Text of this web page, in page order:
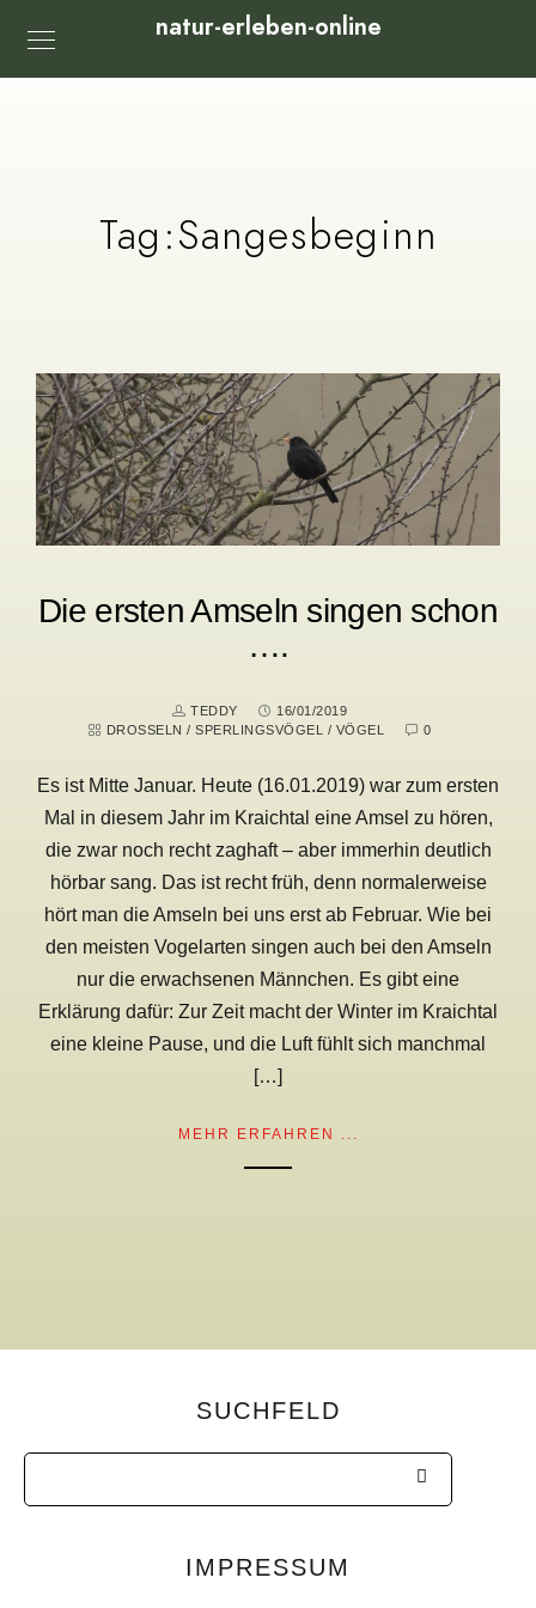
natur-erleben-online
Tag:Sangesbeginn
Die ersten Amseln singen schon
….
TEDDY
16/01/2019
DROSSELN /SPERLINGSVÖGEL / VÖGEL 0
Es ist Mitte Januar. Heute (16.01.2019) war zum ersten
Mal in diesem Jahr im Kraichtal eine Amsel zu hören,
die zwar noch recht zaghaft – aber immerhin deutlich
hörbar sang. Das ist recht früh, denn normalerweise
hört man die Amseln bei uns erst ab Februar. Wie bei
den meisten Vogelarten singen auch bei den Amseln
nur die erwachsenen Männchen. Es gibt eine
Erklärung dafür: Zur Zeit macht der Winter im Kraichtal
eine kleine Pause, und die Luft fühlt sich manchmal
[…]
MEHR ERFAHREN ...
SUCHFELD
IMPRESSUM